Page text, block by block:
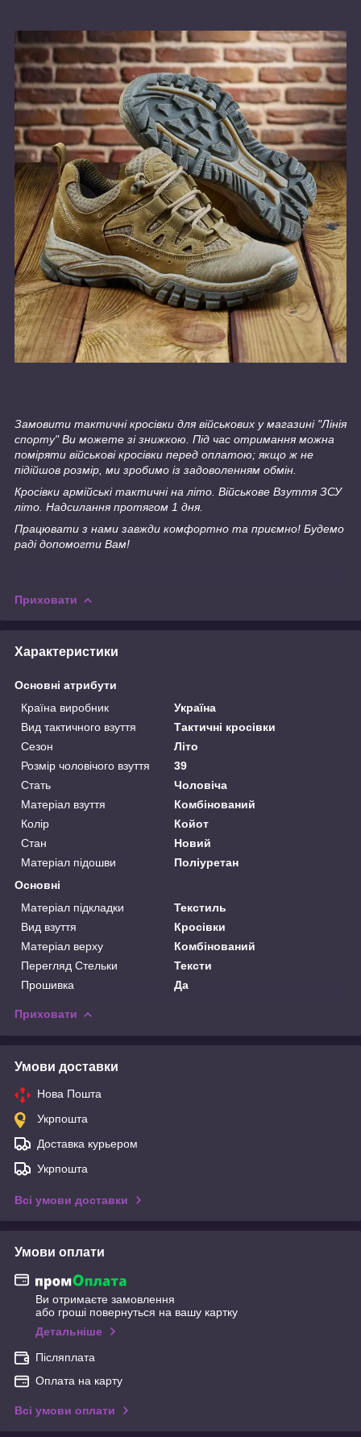
Замовити тактичні кросівки для військових у магазині "Лінія
спорту" Ви можете зі знижкою. Під час отримання можна
поміряти військові кросівки перед оплатою; якщо ж не
підійшов розмір, ми зробимо із задоволенням обмін.
Кросівки армійські тактичні на літо. Військове Взуття ЗСУ
літо. Надсилання протягом 1 дня.
Працювати з нами завжди комфортно та приємно! Будемо
раді допомогти Вам!
Приховати
Характеристики
Основні атрибути
Країна виробник
Україна
Вид тактичного взуття
Тактичні кросівки
Сезон
Літо
Розмір чоловічого взуття
39
Стать
Чоловіча
Матеріал взуття
Комбінований
Колір
Койот
Стан
Новий
Матеріал підошви
Поліуретан
Основні
Матеріал підкладки
Текстиль
Вид взуття
Кросівки
Матеріал верху
Комбінований
Перегляд Стельки
Тексти
Прошивка
Да
Приховати
Умови доставки
Нова Пошта
Укрпошта
Доставка курьером
Укрпошта
Всі умови доставки
Умови оплати
Ви отримаєте замовлення
або гроші повернуться на вашу картку
Детальніше
Післяплата
Оплата на карту
Всі умови оплати